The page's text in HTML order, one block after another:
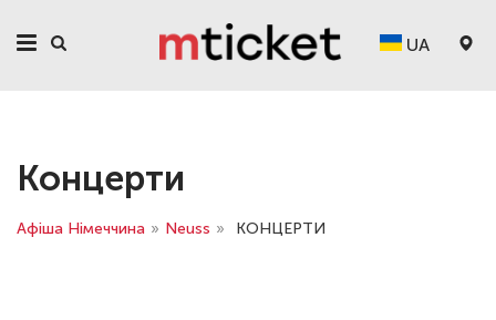
UA
Концерти
Афіша Німеччина » Neuss » КОНЦЕРТИ